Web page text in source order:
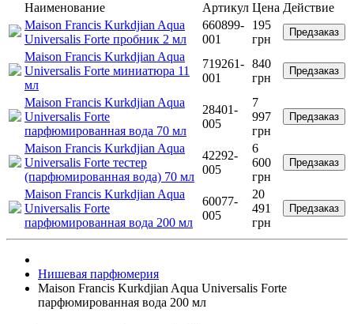
Наименование Артикул Цена Действие
Maison Francis Kurkdjian Aqua
Universalis Forte пробник 2 мл
660899-
001
195
грн
Предзаказ
Maison Francis Kurkdjian Aqua
Universalis Forte миниатюра 11
мл
719261-
001
840
грн
Предзаказ
Maison Francis Kurkdjian Aqua
Universalis Forte
парфюмированная вода 70 мл
28401-
005
7
997
грн
Предзаказ
Maison Francis Kurkdjian Aqua
Universalis Forte тестер
(парфюмированная вода) 70 мл
42292-
005
6
600
грн
Предзаказ
Maison Francis Kurkdjian Aqua
Universalis Forte
парфюмированная вода 200 мл
60077-
005
20
491
грн
Предзаказ
Нишевая парфюмерия
Maison Francis Kurkdjian Aqua Universalis Forte
парфюмированная вода 200 мл